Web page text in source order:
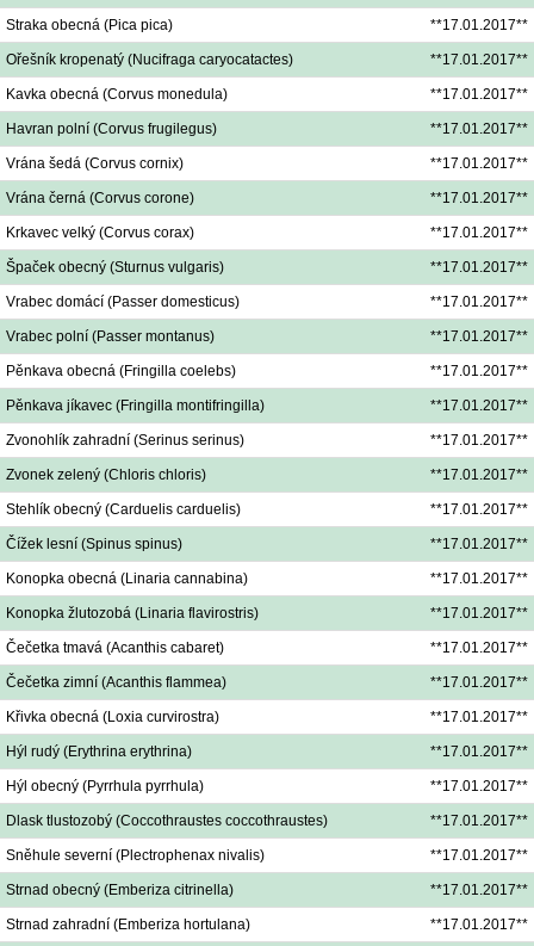
Straka obecná (Pica pica) **17.01.2017**
Ořešník kropenatý (Nucifraga caryocatactes) **17.01.2017**
Kavka obecná (Corvus monedula) **17.01.2017**
Havran polní (Corvus frugilegus) **17.01.2017**
Vrána šedá (Corvus cornix) **17.01.2017**
Vrána černá (Corvus corone) **17.01.2017**
Krkavec velký (Corvus corax) **17.01.2017**
Špaček obecný (Sturnus vulgaris) **17.01.2017**
Vrabec domácí (Passer domesticus) **17.01.2017**
Vrabec polní (Passer montanus) **17.01.2017**
Pěnkava obecná (Fringilla coelebs) **17.01.2017**
Pěnkava jíkavec (Fringilla montifringilla) **17.01.2017**
Zvonohlík zahradní (Serinus serinus) **17.01.2017**
Zvonek zelený (Chloris chloris) **17.01.2017**
Stehlík obecný (Carduelis carduelis) **17.01.2017**
Čížek lesní (Spinus spinus) **17.01.2017**
Konopka obecná (Linaria cannabina) **17.01.2017**
Konopka žlutozobá (Linaria flavirostris) **17.01.2017**
Čečetka tmavá (Acanthis cabaret) **17.01.2017**
Čečetka zimní (Acanthis flammea) **17.01.2017**
Křivka obecná (Loxia curvirostra) **17.01.2017**
Hýl rudý (Erythrina erythrina) **17.01.2017**
Hýl obecný (Pyrrhula pyrrhula) **17.01.2017**
Dlask tlustozobý (Coccothraustes coccothraustes) **17.01.2017**
Sněhule severní (Plectrophenax nivalis) **17.01.2017**
Strnad obecný (Emberiza citrinella) **17.01.2017**
Strnad zahradní (Emberiza hortulana) **17.01.2017**